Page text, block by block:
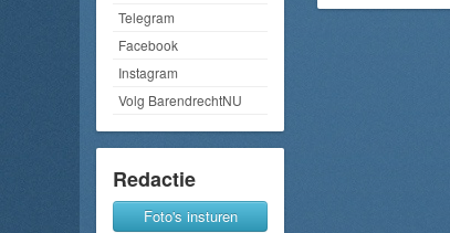
Telegram
Facebook
Instagram
Volg BarendrechtNU
Redactie
Foto's insturen